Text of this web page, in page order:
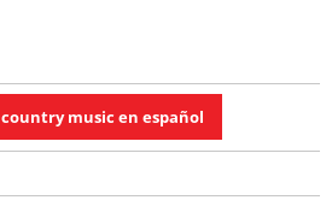
country music en español